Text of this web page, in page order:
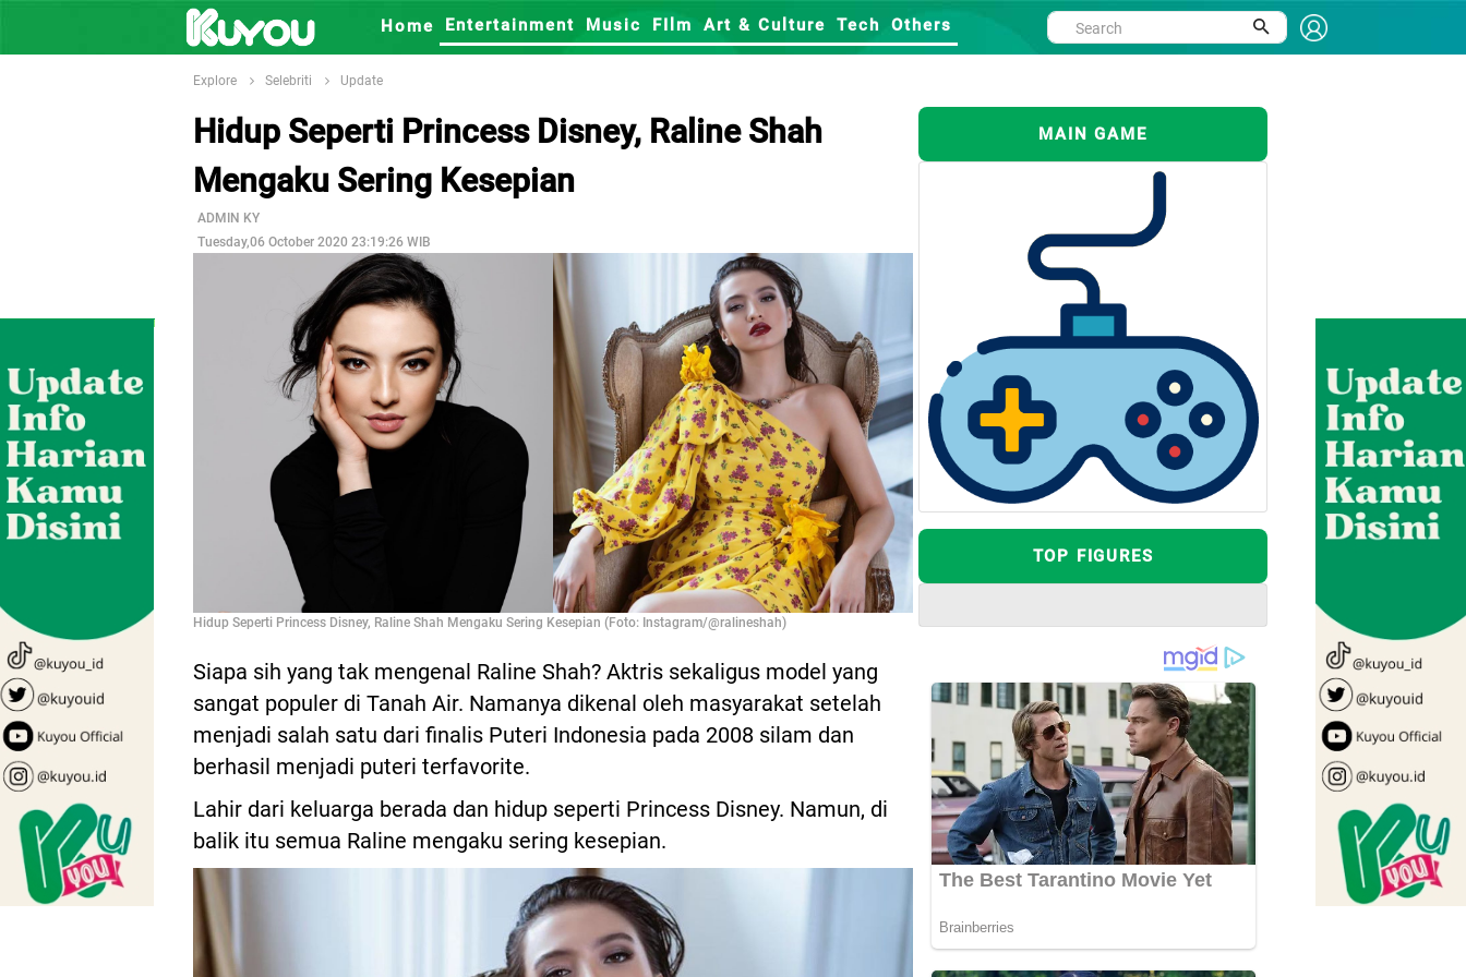
Home Entertainment Music FIlm Art & Culture Tech Others
Explore Selebriti Update
Hidup Seperti Princess Disney, Raline Shah
Mengaku Sering Kesepian
ADMIN KY
Tuesday,06 October 2020 23:19:26 WIB
Hidup Seperti Princess Disney, Raline Shah Mengaku Sering Kesepian (Foto: Instagram/@ralineshah)
Siapa sih yang tak mengenal Raline Shah? Aktris sekaligus model yang
sangat populer di Tanah Air. Namanya dikenal oleh masyarakat setelah
menjadi salah satu dari finalis Puteri Indonesia pada 2008 silam dan
berhasil menjadi puteri terfavorite.
Lahir dari keluarga berada dan hidup seperti Princess Disney. Namun, di
balik itu semua Raline mengaku sering kesepian.
MAIN GAME
TOP FIGURES